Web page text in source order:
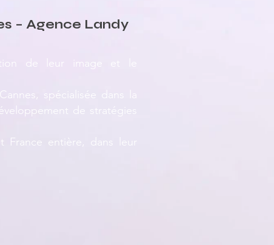
– Agence Landy
de leur image et le
spécialisée dans la
de stratégies
France entière, dans leur